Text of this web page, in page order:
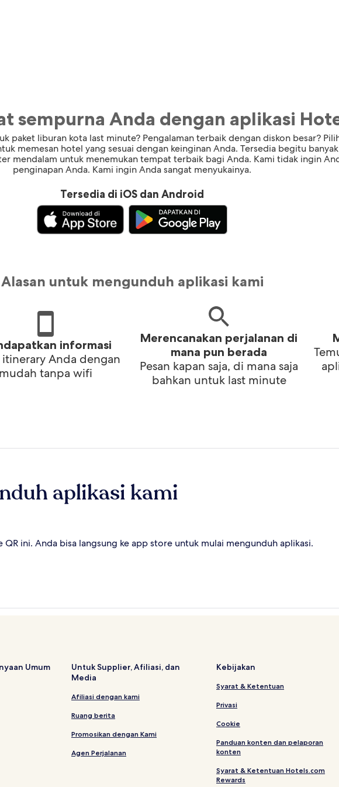
sempurna Anda dengan aplikasi
paket liburan kota last minute? Pengalaman terbaik dengan diskon besar?
memesan hotel yang sesuai dengan keinginan Anda. Tersedia begitu
mendalam untuk menemukan tempat terbaik bagi Anda. Kami tidak ingin
penginapan Anda. Kami ingin Anda sangat menyukainya.
Tersedia di iOS dan Android
Alasan untuk mengunduh aplikasi kami
informasi
itinerary Anda dengan
mudah tanpa wifi
Merencanakan perjalanan di
mana pun berada
Pesan kapan saja, di mana saja
bahkan untuk last minute
aplikasi kami
ini. Anda bisa langsung ke app store untuk mulai mengunduh aplikasi.
Umum
Untuk Supplier, Afiliasi, dan
Media
Afiliasi dengan kami
Ruang berita
Promosikan dengan Kami
Agen Perjalanan
Kebijakan
Syarat & Ketentuan
Privasi
Cookie
Panduan konten dan pelaporan
konten
Syarat & Ketentuan Hotels.com
Rewards